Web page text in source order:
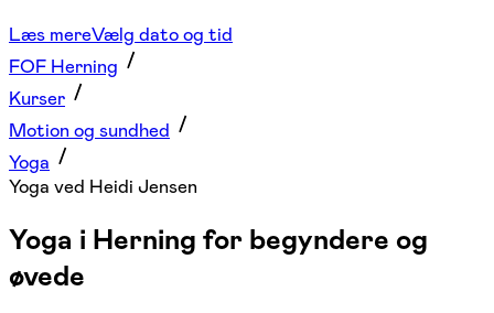
Læs mereVælg dato og tid
FOF Herning
Kurser
Motion og sundhed
Yoga
Yoga ved Heidi Jensen
Yoga i Herning for begyndere og
øvede